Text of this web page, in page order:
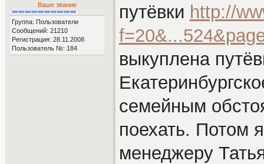
Ваше звание
Группа: Пользователи
Сообщений: 21210
Регистрация: 28.11.2008
Пользователь №: 184
путёвки http://
выкуплена
семейным
поехать. Потом
менеджеру